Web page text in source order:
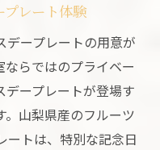
レート体験
デープレートの用意が
らではのプライベー
デープレートが登場す
。山梨県産のフルーツ
ートは、特別な記念日